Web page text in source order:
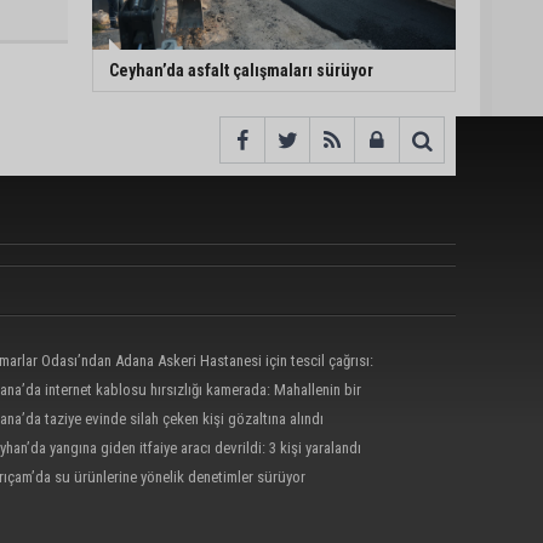
Ceyhan’da asfalt çalışmaları sürüyor
Odası’ndan Adana Askeri Hastanesi için tescil çağrısı:
amaç dışı kullanılmamalı”
internet kablosu hırsızlığı kamerada: Mahallenin bir
internet erişimi kesildi
taziye evinde silah çeken kişi gözaltına alındı
yangına giden itfaiye aracı devrildi: 3 kişi yaralandı
su ürünlerine yönelik denetimler sürüyor